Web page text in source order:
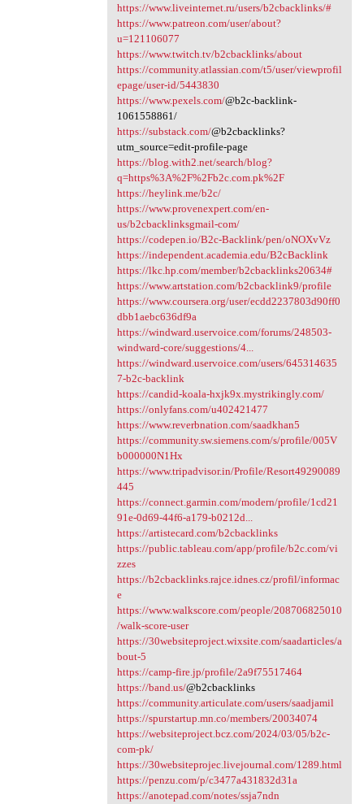
https://www.liveinternet.ru/users/b2cbacklinks/#
https://www.patreon.com/user/about?
u=121106077
https://www.twitch.tv/b2cbacklinks/about
https://community.atlassian.com/t5/user/viewprofil
epage/user-id/5443830
https://www.pexels.com/@b2c-backlink-
1061558861/
https://substack.com/@b2cbacklinks?
utm_source=edit-profile-page
https://blog.with2.net/search/blog?
q=https%3A%2F%2Fb2c.com.pk%2F
https://heylink.me/b2c/
https://www.provenexpert.com/en-
us/b2cbacklinksgmail-com/
https://codepen.io/B2c-Backlink/pen/oNOXvVz
https://independent.academia.edu/B2cBacklink
https://lkc.hp.com/member/b2cbacklinks20634#
https://www.artstation.com/b2cbacklink9/profile
https://www.coursera.org/user/ecdd2237803d90ff0
dbb1aebc636df9a
https://windward.uservoice.com/forums/248503-
windward-core/suggestions/4...
https://windward.uservoice.com/users/645314635
7-b2c-backlink
https://candid-koala-hxjk9x.mystrikingly.com/
https://onlyfans.com/u402421477
https://www.reverbnation.com/saadkhan5
https://community.sw.siemens.com/s/profile/005V
b000000N1Hx
https://www.tripadvisor.in/Profile/Resort49290089
445
https://connect.garmin.com/modern/profile/1cd21
91e-0d69-44f6-a179-b0212d...
https://artistecard.com/b2cbacklinks
https://public.tableau.com/app/profile/b2c.com/vi
zzes
https://b2cbacklinks.rajce.idnes.cz/profil/informac
e
https://www.walkscore.com/people/208706825010
/walk-score-user
https://30websiteproject.wixsite.com/saadarticles/a
bout-5
https://camp-fire.jp/profile/2a9f75517464
https://band.us/@b2cbacklinks
https://community.articulate.com/users/saadjamil
https://spurstartup.mn.co/members/20034074
https://websiteproject.bcz.com/2024/03/05/b2c-
com-pk/
https://30websiteprojec.livejournal.com/1289.html
https://penzu.com/p/c3477a431832d31a
https://anotepad.com/notes/ssja7ndn